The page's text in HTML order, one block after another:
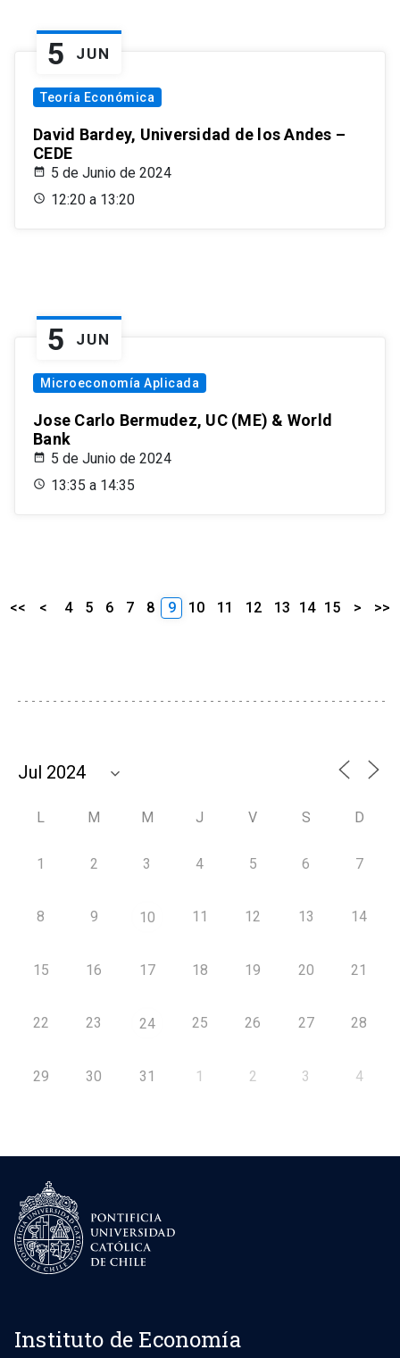
5 JUN
Teoría Económica
David Bardey, Universidad de los Andes –
CEDE
5 de Junio de 2024
12:20 a 13:20
5 JUN
Microeconomía Aplicada
Jose Carlo Bermudez, UC (ME) & World
Bank
5 de Junio de 2024
13:35 a 14:35
<< < 4 5 6 7 8 9 10 11 12 13 14 15 > >>
L M M J V S D
1 2 3 4 5 6 7
8 9 10 11 12 13 14
15 16 17 18 19 20 21
22 23 24 25 26 27 28
29 30 31 1 2 3 4
Instituto de Economía